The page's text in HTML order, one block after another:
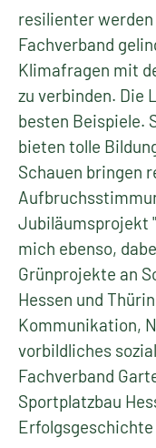
resilienter werden
Fachverband
Klimafragen mit
zu verbinden. Die
besten Beispiele.
bieten tolle
Schauen bringen
Jubiläumsprojekt
mich ebenso,
Grünprojekte an
Hessen und
Kommunikation,
vorbildliches
Fachverband
Sportplatzbau